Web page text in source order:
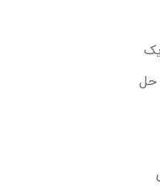
حل